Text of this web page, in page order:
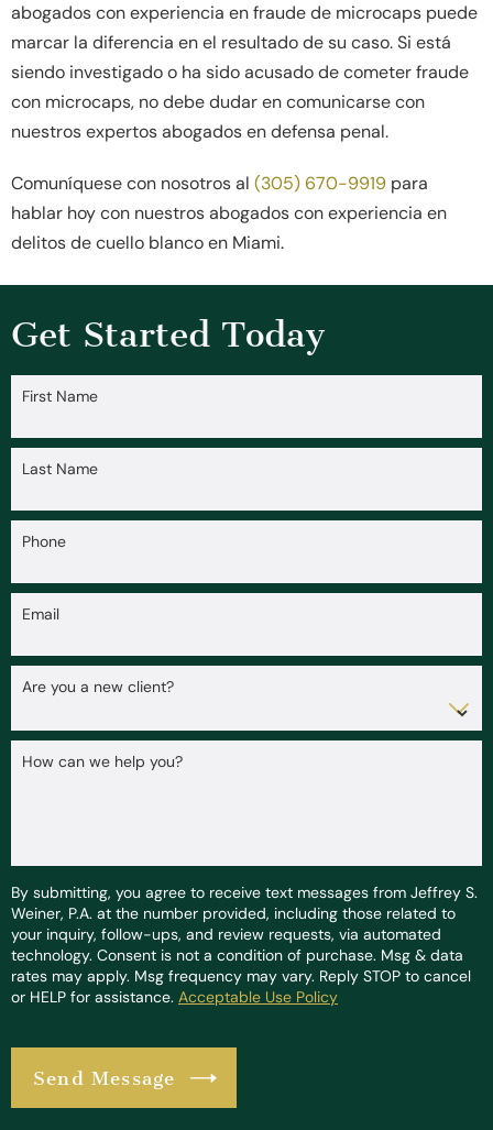
abogados con experiencia en fraude de microcaps puede
marcar la diferencia en el resultado de su caso. Si está
siendo investigado o ha sido acusado de cometer fraude
con microcaps, no debe dudar en comunicarse con
nuestros expertos abogados en defensa penal.
Comuníquese con nosotros al (305) 670-9919 para
hablar hoy con nuestros abogados con experiencia en
delitos de cuello blanco en Miami.
Get Started Today
First Name
Last Name
Phone
Email
Are you a new client?
How can we help you?
By submitting, you agree to receive text messages from Jeffrey S.
Weiner, P.A. at the number provided, including those related to
your inquiry, follow-ups, and review requests, via automated
technology. Consent is not a condition of purchase. Msg & data
rates may apply. Msg frequency may vary. Reply STOP to cancel
or HELP for assistance. Acceptable Use Policy